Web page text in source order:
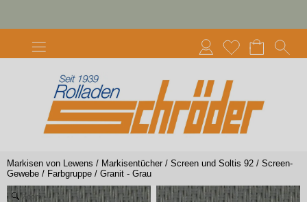
Markisen von Lewens / Markisentücher / Screen und Soltis 92 / Screen-
Gewebe / Farbgruppe / Granit - Grau
Zoom